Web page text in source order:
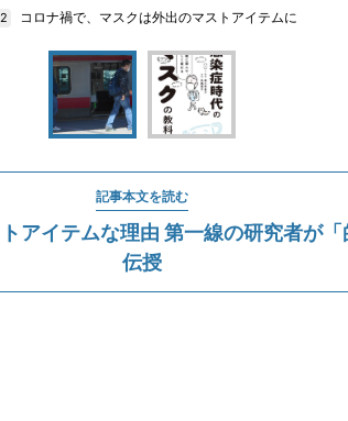
コロナ禍で、マスクは外出のマストアイテムに
記事本文を読む
アイテムな理由 第一線の研究者が
伝授